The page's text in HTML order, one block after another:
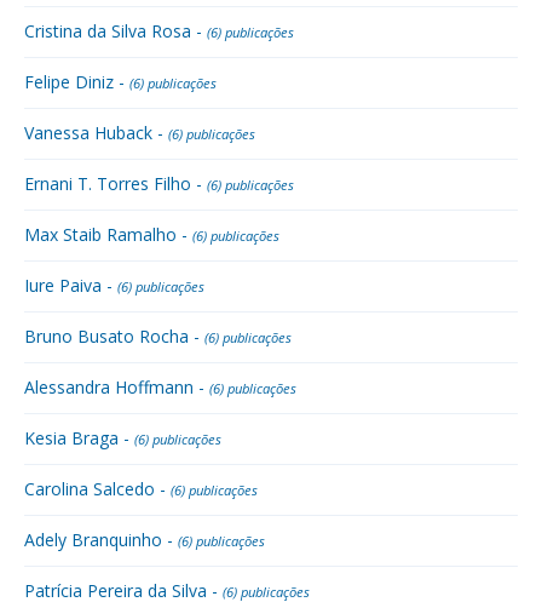
Cristina da Silva Rosa - (6) publicações
Felipe Diniz - (6) publicações
Vanessa Huback - (6) publicações
Ernani T. Torres Filho - (6) publicações
Max Staib Ramalho - (6) publicações
Iure Paiva - (6) publicações
Bruno Busato Rocha - (6) publicações
Alessandra Hoffmann - (6) publicações
Kesia Braga - (6) publicações
Carolina Salcedo - (6) publicações
Adely Branquinho - (6) publicações
Patrícia Pereira da Silva - (6) publicações